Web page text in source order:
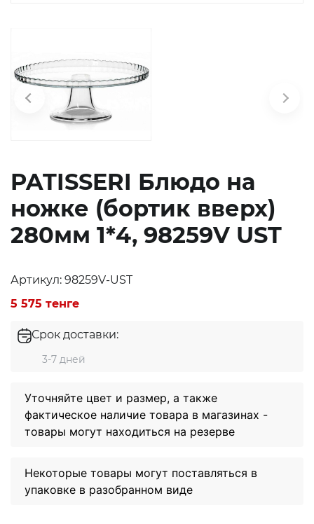
PATISSERI Блюдо на
ножке (бортик вверх)
280мм 1*4, 98259V UST
Артикул: 98259V-UST
5 575 тенге
Срок доставки:
3-7 дней
Уточняйте цвет и размер, а также
фактическое наличие товара в магазинах -
товары могут находиться на резерве
Некоторые товары могут поставляться в
упаковке в разобранном виде